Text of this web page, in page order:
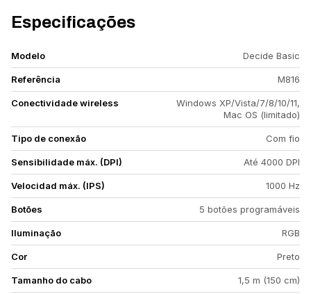
Especificações
Modelo Decide Basic
Referência M816
Conectividade wireless
Windows XP/Vista/7/8/10/11,
Mac OS (limitado)
Tipo de conexão Com fio
Sensibilidade máx. (DPI) Até 4000 DPI
Velocidad máx. (IPS) 1000 Hz
Botões 5 botões programáveis
Iluminação RGB
Cor Preto
Tamanho do cabo 1,5 m (150 cm)